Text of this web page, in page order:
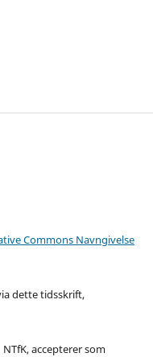
Commons Navngivelse
dette tidsskrift,
accepterer som